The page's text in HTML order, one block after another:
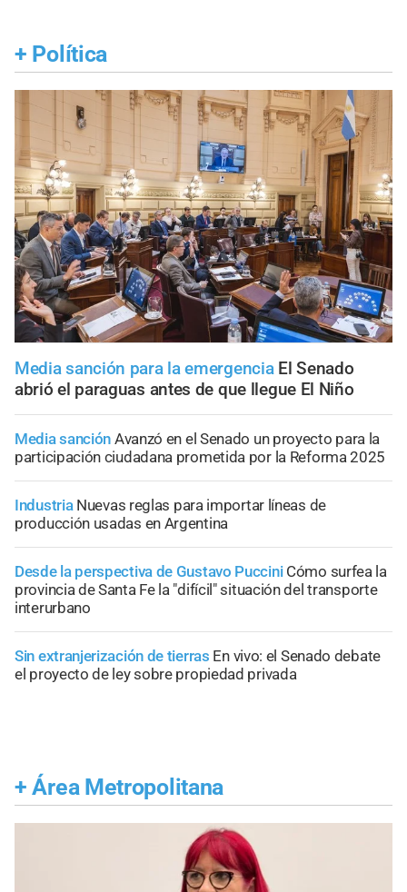
+ Política
Media sanción para la emergencia El Senado
abrió el paraguas antes de que llegue El Niño
Media sanción Avanzó en el Senado un proyecto para la
participación ciudadana prometida por la Reforma 2025
Industria Nuevas reglas para importar líneas de
producción usadas en Argentina
Desde la perspectiva de Gustavo Puccini Cómo surfea la
provincia de Santa Fe la "difícil" situación del transporte
interurbano
Sin extranjerización de tierras En vivo: el Senado debate
el proyecto de ley sobre propiedad privada
+ Área Metropolitana